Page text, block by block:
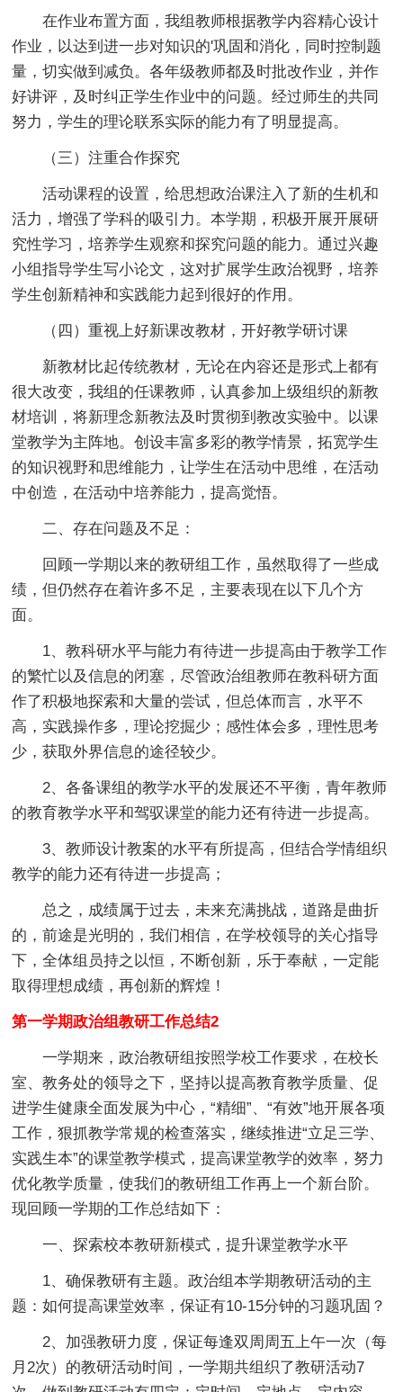
在作业布置方面，我组教师根据教学内容精心设计
作业，以达到进一步对知识的'巩固和消化，同时控制题
量，切实做到减负。各年级教师都及时批改作业，并作
好讲评，及时纠正学生作业中的问题。经过师生的共同
努力，学生的理论联系实际的能力有了明显提高。
（三）注重合作探究
活动课程的设置，给思想政治课注入了新的生机和
活力，增强了学科的吸引力。本学期，积极开展开展研
究性学习，培养学生观察和探究问题的能力。通过兴趣
小组指导学生写小论文，这对扩展学生政治视野，培养
学生创新精神和实践能力起到很好的作用。
（四）重视上好新课改教材，开好教学研讨课
新教材比起传统教材，无论在内容还是形式上都有
很大改变，我组的任课教师，认真参加上级组织的新教
材培训，将新理念新教法及时贯彻到教改实验中。以课
堂教学为主阵地。创设丰富多彩的教学情景，拓宽学生
的知识视野和思维能力，让学生在活动中思维，在活动
中创造，在活动中培养能力，提高觉悟。
二、存在问题及不足：
回顾一学期以来的教研组工作，虽然取得了一些成
绩，但仍然存在着许多不足，主要表现在以下几个方
面。
1、教科研水平与能力有待进一步提高由于教学工作
的繁忙以及信息的闭塞，尽管政治组教师在教科研方面
作了积极地探索和大量的尝试，但总体而言，水平不
高，实践操作多，理论挖掘少；感性体会多，理性思考
少，获取外界信息的途径较少。
2、各备课组的教学水平的发展还不平衡，青年教师
的教育教学水平和驾驭课堂的能力还有待进一步提高。
3、教师设计教案的水平有所提高，但结合学情组织
教学的能力还有待进一步提高；
总之，成绩属于过去，未来充满挑战，道路是曲折
的，前途是光明的，我们相信，在学校领导的关心指导
下，全体组员持之以恒，不断创新，乐于奉献，一定能
取得理想成绩，再创新的辉煌！
第一学期政治组教研工作总结2
一学期来，政治教研组按照学校工作要求，在校长
室、教务处的领导之下，坚持以提高教育教学质量、促
进学生健康全面发展为中心，“精细”、“有效”地开展各项
工作，狠抓教学常规的检查落实，继续推进“立足三学、
实践生本”的课堂教学模式，提高课堂教学的效率，努力
优化教学质量，使我们的教研组工作再上一个新台阶。
现回顾一学期的工作总结如下：
一、探索校本教研新模式，提升课堂教学水平
1、确保教研有主题。政治组本学期教研活动的主
题：如何提高课堂效率，保证有10-15分钟的习题巩固？
2、加强教研力度，保证每逢双周周五上午一次（每
月2次）的教研活动时间，一学期共组织了教研活动7